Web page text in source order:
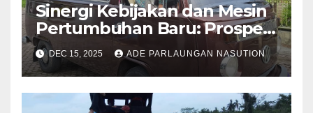
Sinergi Kebijakan dan Mesin
Pertumbuhan Baru: Prospek
Ekonomi Indonesia Menuju
Target 8% di 2026
DEC 15, 2025 ADE PARLAUNGAN NASUTION